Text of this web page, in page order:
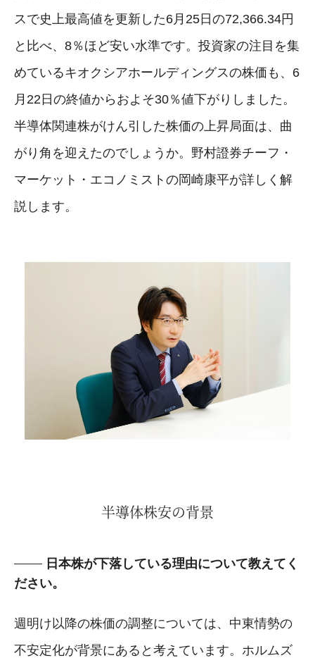
スで史上最高値を更新した6月25日の72,366.34円
と比べ、8％ほど安い水準です。投資家の注目を集
めているキオクシアホールディングスの株価も、6
月22日の終値からおよそ30％値下がりしました。
半導体関連株がけん引した株価の上昇局面は、曲
がり角を迎えたのでしょうか。野村證券チーフ・
マーケット・エコノミストの岡崎康平が詳しく解
説します。
半導体株安の背景
日本株が下落している理由について教えてく
ださい。
週明け以降の株価の調整については、中東情勢の
不安定化が背景にあると考えています。ホルムズ